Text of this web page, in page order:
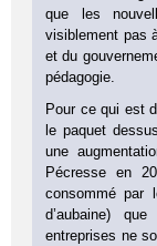
que les
visiblement pas
et du
pédagogie.
Pour ce qui est
le paquet
une
Pécresse en
consommé par
d’aubaine)
entreprises ne